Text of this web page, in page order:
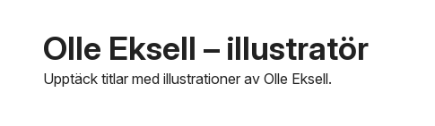
Olle Eksell – illustratör
Upptäck titlar med illustrationer av Olle Eksell.